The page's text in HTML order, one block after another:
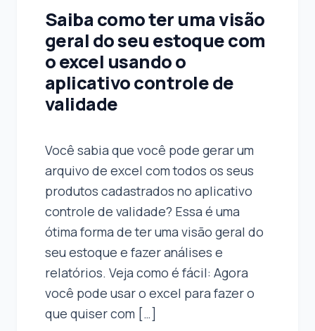
Saiba como ter uma visão
geral do seu estoque com
o excel usando o
aplicativo controle de
validade
Você sabia que você pode gerar um
arquivo de excel com todos os seus
produtos cadastrados no aplicativo
controle de validade? Essa é uma
ótima forma de ter uma visão geral do
seu estoque e fazer análises e
relatórios. Veja como é fácil: Agora
você pode usar o excel para fazer o
que quiser com […]